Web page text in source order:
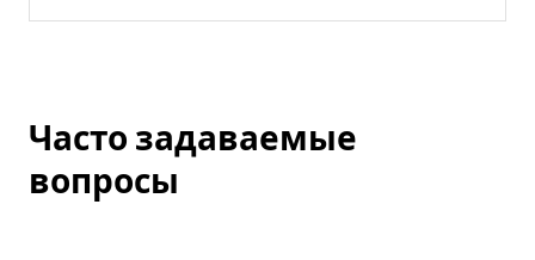
Часто задаваемые
вопросы